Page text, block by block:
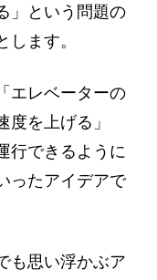
」という問題の
ます。
エレベーターの
を上げる」
行できるように
ったアイデアで
も思い浮かぶア